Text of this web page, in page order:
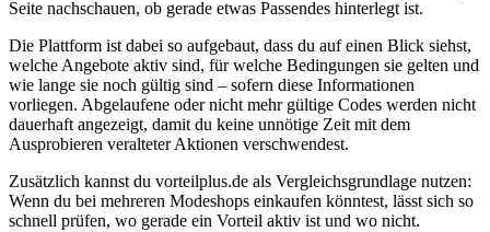
Seite nachschauen, ob gerade etwas Passendes hinterlegt ist.
Die Plattform ist dabei so aufgebaut, dass du auf einen Blick siehst,
welche Angebote aktiv sind, für welche Bedingungen sie gelten und
wie lange sie noch gültig sind – sofern diese Informationen
vorliegen. Abgelaufene oder nicht mehr gültige Codes werden nicht
dauerhaft angezeigt, damit du keine unnötige Zeit mit dem
Ausprobieren veralteter Aktionen verschwendest.
Zusätzlich kannst du vorteilplus.de als Vergleichsgrundlage nutzen:
Wenn du bei mehreren Modeshops einkaufen könntest, lässt sich so
schnell prüfen, wo gerade ein Vorteil aktiv ist und wo nicht.